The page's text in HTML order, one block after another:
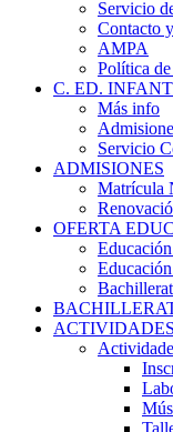
Servicio
Contacto
AMPA
Política
C. ED.
Más info
Servicio
ADMISIONES
Matrícula
OFERTA
ACTIVIDADES